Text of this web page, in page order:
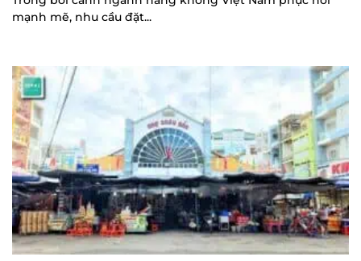
mạnh mẽ, nhu cầu đặt...